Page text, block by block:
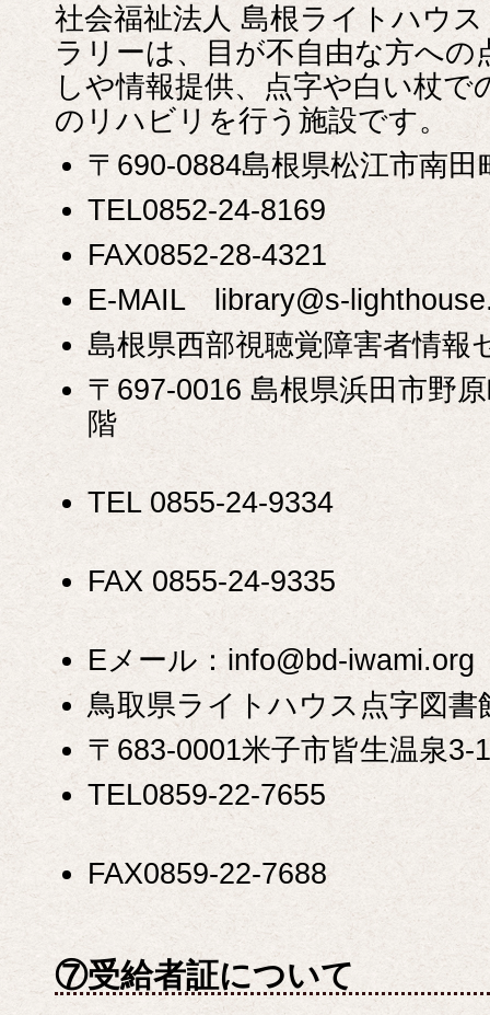
社会福祉法人 島根ライトハウ
ラリーは、目が不自由な方への
しや情報提供、点字や白い杖
のリハビリを行う施設です。
〒690-0884島根県松江市南田
TEL0852-24-8169
FAX0852-28-4321
E-MAIL library@s-
島根県西部視聴覚障害者情報
〒697-0016 島根県浜田市野
階
TEL 0855-24-9334
FAX 0855-24-9335
Eメール：info@bd-iwami.org
鳥取県ライトハウス点字図書
〒683-0001米子市皆生温泉3-
TEL0859-22-7655
FAX0859-22-7688
⑦受給者証について